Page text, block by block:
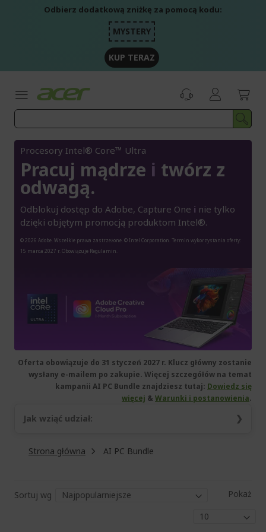
Odbierz dodatkową zniżkę za pomocą kodu:
MYSTERY
KUP TERAZ
Procesory Intel® Core™ Ultra
Pracuj mądrze i twórz z
odwagą.
Odblokuj dostęp do Adobe, Capture One i nie tylko
dzięki objętym promocją produktom Intel®.
© 2026 Adobe. Wszelkie prawa zastrzeżone. © Intel Corporation. Termin wykorzystania oferty:
15 marca 2027 r. Obowiązuje Regulamin.
Oferta obowiązuje do 31 styczeń 2027 r. Klucz główny zostanie
wysłany e-mailem po zakupie. Więcej szczegółów na temat
kampanii AI PC Bundle znajdziesz tutaj: Dowiedz się
więcej & Warunki i postanowienia.
Jak wziąć udział:
Przejdź do witrynysoftwareoffer.intel.com
oprogramowanie.
Strona główna AI PC Bundle
Sortuj wg Pokaż